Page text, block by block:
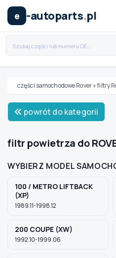
e -autoparts.pl
Wybierz swój pojazd
MODEL
TYP / SILNIK
części samochodowe Rover»filtry
powrót do kategorii
filtr powietrza do
WYBIERZ MODEL
100 / METRO LIFTBACK
(XP)
1989.11-1998.12
200 COUPE (XW)
1992.10-1999.06